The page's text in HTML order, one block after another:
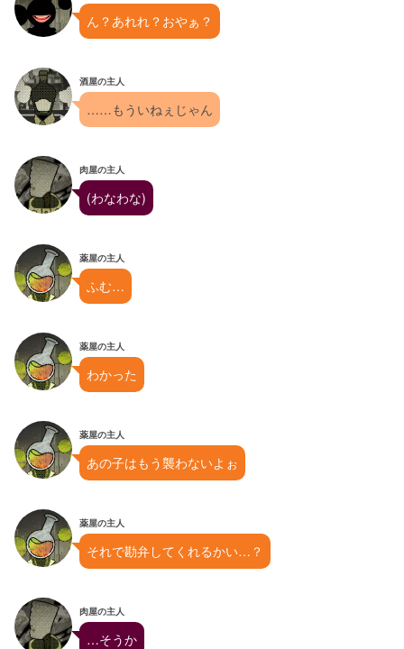
ん？あれれ？おやぁ？
酒屋の主人
……もういねぇじゃん
肉屋の主人
(わなわな)
薬屋の主人
ふむ…
薬屋の主人
わかった
薬屋の主人
あの子はもう襲わないよぉ
薬屋の主人
それで勘弁してくれるかい…？
肉屋の主人
…そうか